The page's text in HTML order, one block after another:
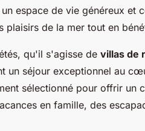
espace de vie généreux et
plaisirs de la mer tout en
qu'il s'agisse de villas de
un séjour exceptionnel au
sélectionné pour offrir un
en famille, des